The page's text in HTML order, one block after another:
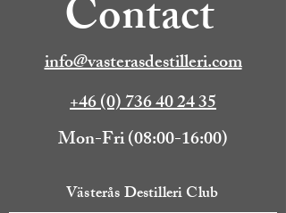
Contact
info@vasterasdestilleri.com
+46 (0) 736 40 24 35
Mon-Fri (08:00-16:00)
Västerås Destilleri Club